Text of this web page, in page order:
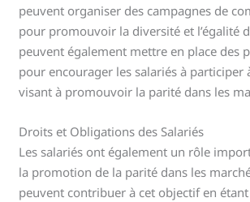
peuvent organiser des campagnes de
pour promouvoir la diversité et l’égalité
peuvent également mettre en place des
pour encourager les salariés à participer
visant à promouvoir la parité dans les
Droits et Obligations des Salariés
Les salariés ont également un rôle
la promotion de la parité dans les
peuvent contribuer à cet objectif en